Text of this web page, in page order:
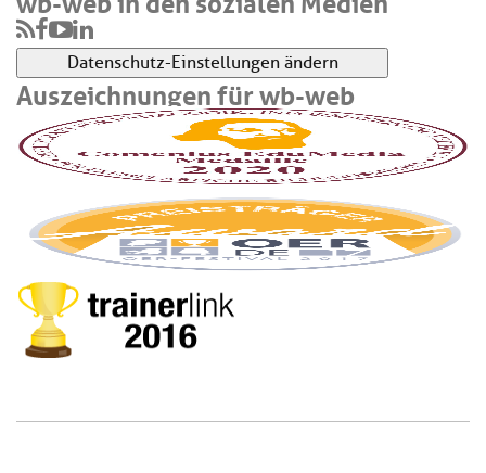
Datenschutz-Einstellungen ändern
Auszeichnungen für wb-web